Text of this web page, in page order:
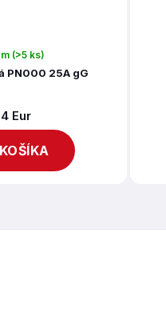
(>5 ks)
PN000 25A gG
Eur